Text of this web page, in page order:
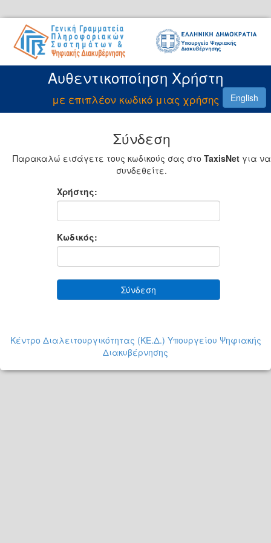
Αυθεντικοποίηση Χρήστη
με επιπλέον κωδικό μιας χρήσης English
Σύνδεση
Παρακαλώ εισάγετε τους κωδικούς σας στο TaxisNetγια να
συνδεθείτε.
Χρήστης:
Κωδικός:
Σύνδεση
Κέντρο Διαλειτουργικότητας (ΚΕ.Δ.) Υπουργείου Ψηφιακής
Διακυβέρνησης